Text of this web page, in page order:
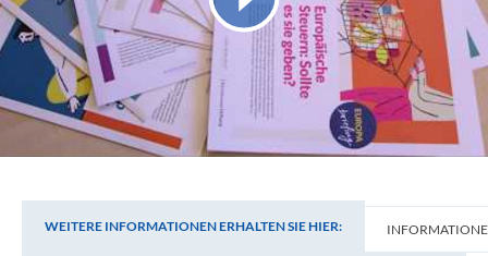
WEITERE INFORMATIONEN ERHALTEN SIE HIER: